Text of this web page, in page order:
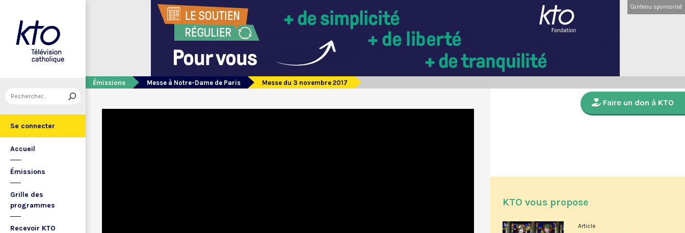
Se connecter
Accueil
Émissions
Grille des
programmes
Recevoir KTO
Contenu sponsorisé
Émissions Messe à Notre-Dame de Paris Messe du 3 novembre 2017
Faire un don à KTO
KTO vous propose
Article